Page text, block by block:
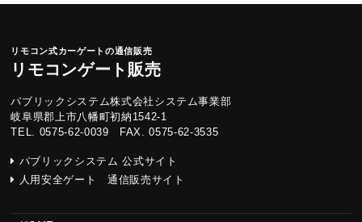
リモコン式カーゲートの通信販売
リモコンゲート販売
パブリックシステム株式会社システム事業部
岐阜県郡上市八幡町初納1542-1
TEL. 0575-62-0039 FAX. 0575-62-3535
パブリックシステム 公式サイト
人用安全ゲート 通信販売サイト